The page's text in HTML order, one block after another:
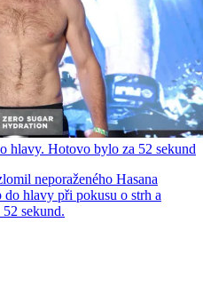
hlavy. Hotovo bylo za 52 sekund
neporaženého Hasana
hlavy při pokusu o strh a
sekund.